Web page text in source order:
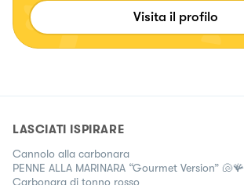
Visita il profilo
LASCIATI ISPIRARE
Cannolo alla carbonara
PENNE ALLA MARINARA “Gourmet Version” 🐚🪸
Carbonara di tonno rosso